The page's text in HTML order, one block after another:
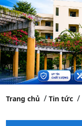
Trang chủ Tin tức